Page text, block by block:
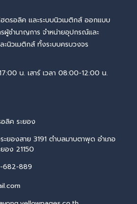
ฮดรอลิค และระบบนิวเมติกส์ ออกแบบ
ผู้ชำนาญการ จำหน่ายอุปกรณ์และ
ะนิวเมติกส์​ ทั้งระบบครบวงจร
น. เสาร์ เวลา 08:00-12:00 น.
ลิค ระยอง
ยองสาย 3191 ตำบลมาบตาพุด อำเภอ
อง 21150
682-889